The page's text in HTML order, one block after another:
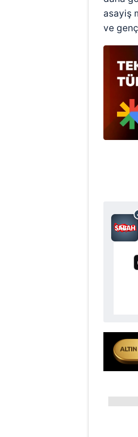
asayiş
ve